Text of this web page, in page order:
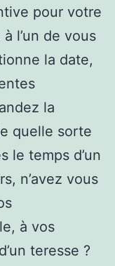
pour votre
l’un de vous
la date,
la
quelle sorte
le temps d’un
n’avez vous
à vos
teresse ?